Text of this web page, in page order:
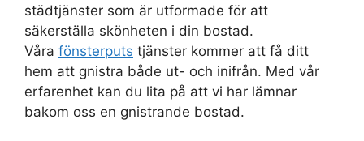
städtjänster som är utformade för att
säkerställa skönheten i din bostad.
Våra fönsterputs tjänster kommer att få ditt
hem att gnistra både ut- och inifrån. Med vår
erfarenhet kan du lita på att vi har lämnar
bakom oss en gnistrande bostad.